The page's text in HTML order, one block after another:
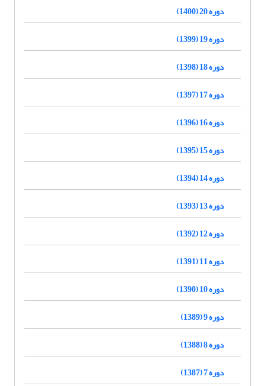
دوره 20 (1400)
دوره 19 (1399)
دوره 18 (1398)
دوره 17 (1397)
دوره 16 (1396)
دوره 15 (1395)
دوره 14 (1394)
دوره 13 (1393)
دوره 12 (1392)
دوره 11 (1391)
دوره 10 (1390)
دوره 9 (1389)
دوره 8 (1388)
دوره 7 (1387)